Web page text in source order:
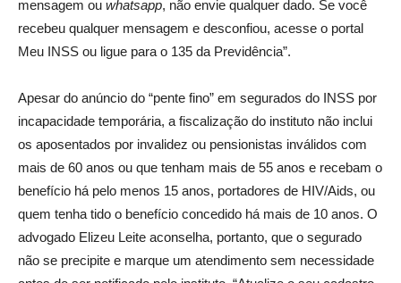
mensagem ou whatsapp, não envie qualquer dado. Se você
recebeu qualquer mensagem e desconfiou, acesse o portal
Meu INSS ou ligue para o 135 da Previdência”.
Apesar do anúncio do “pente fino” em segurados do INSS por
incapacidade temporária, a fiscalização do instituto não inclui
os aposentados por invalidez ou pensionistas inválidos com
mais de 60 anos ou que tenham mais de 55 anos e recebam o
benefício há pelo menos 15 anos, portadores de HIV/Aids, ou
quem tenha tido o benefício concedido há mais de 10 anos. O
advogado Elizeu Leite aconselha, portanto, que o segurado
não se precipite e marque um atendimento sem necessidade